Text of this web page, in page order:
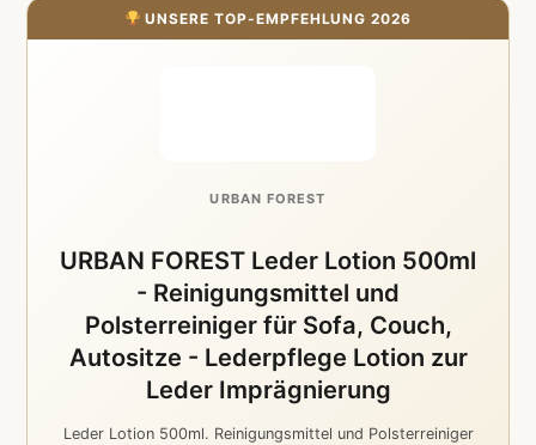
UNSERE TOP-EMPFEHLUNG 2026
URBAN FOREST
URBAN FOREST Leder Lotion 500ml
- Reinigungsmittel und
Polsterreiniger für Sofa, Couch,
Autositze - Lederpflege Lotion zur
Leder Imprägnierung
Leder Lotion 500ml. Reinigungsmittel und Polsterreiniger